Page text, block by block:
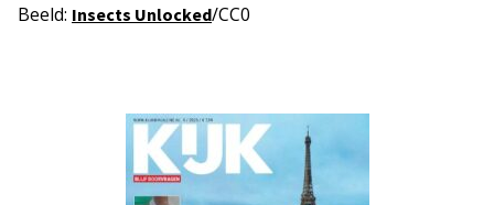
Beeld: Insects Unlocked/CC0